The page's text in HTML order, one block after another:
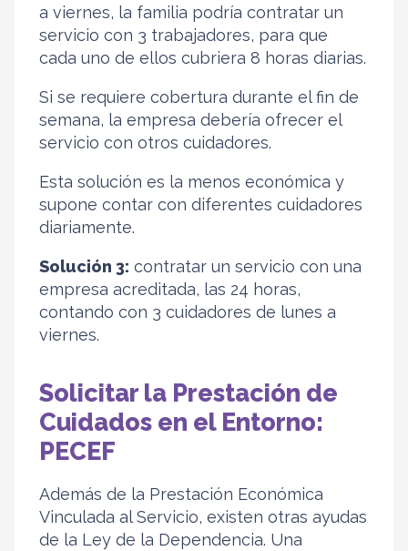
a viernes, la familia podría contratar un
servicio con 3 trabajadores, para que
cada uno de ellos cubriera 8 horas diarias.
Si se requiere cobertura durante el fin de
semana, la empresa debería ofrecer el
servicio con otros cuidadores.
Esta solución es la menos económica y
supone contar con diferentes cuidadores
diariamente.
Solución 3: contratar un servicio con una
empresa acreditada, las 24 horas,
contando con 3 cuidadores de lunes a
viernes.
Solicitar la Prestación de
Cuidados en el Entorno:
PECEF
Además de la Prestación Económica
Vinculada al Servicio, existen otras ayudas
de la Ley de la Dependencia. Una